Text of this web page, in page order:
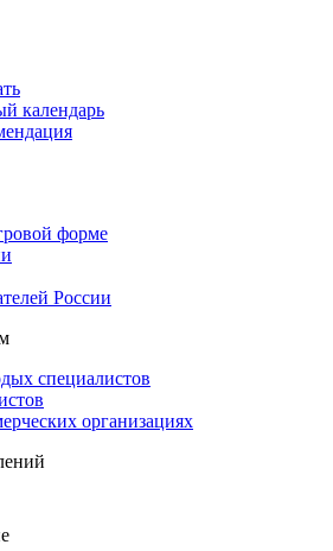
календарь
форме
России
специалистов
организациях